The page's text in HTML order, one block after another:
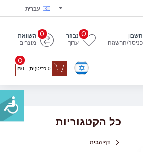
עברית
חשבון
כניסה/הרשמה
נבחר
ערוך
0 השוואת
מוצרים
0
0 פריט(ים) - ₪0
0
כל הקטגוריות
דף הבית